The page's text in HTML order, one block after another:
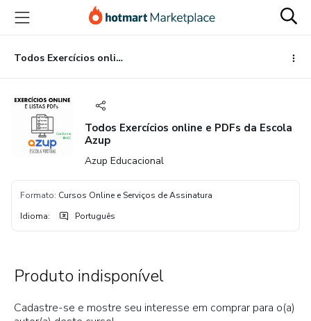
para
conteúdo
principal
para
pagamento
para
rodapé
Todos Exercícios online e PDFs da Escola Azup
Todos Exercícios online e PDFs da Escola
Azup
Azup Educacional
Formato: Cursos Online e Serviços de Assinatura
Idioma: Português
Produto indisponível
Cadastre-se e mostre seu interesse em comprar para o(a)